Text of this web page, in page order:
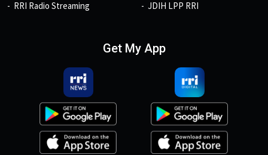
RRI Radio Streaming
JDIH LPP RRI
Get My App